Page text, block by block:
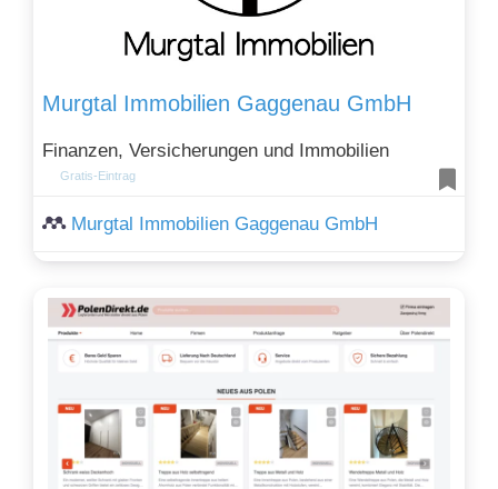
Murgtal Immobilien Gaggenau GmbH
Finanzen, Versicherungen und Immobilien
Gratis-Eintrag
Murgtal Immobilien Gaggenau GmbH